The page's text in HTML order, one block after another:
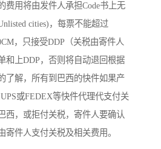
费用将由发件人承担Code书上无
cities)，每票不能超过
，只接受DDP（关税由寄件人
和上DDP，否则将自动退回根据
了解，所有到巴西的快件如果产
或FEDEX等快件代理代支付关
西，或拒付关税，寄件人要确认
寄件人支付关税及相关费用。